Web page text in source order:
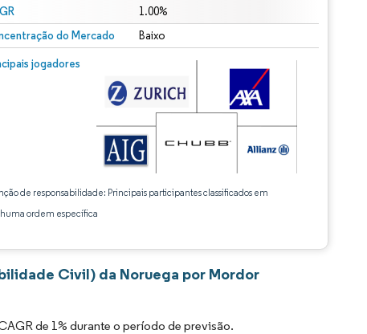
1.00%
do Mercado Baixo
jogadores
de responsabilidade: Principais participantes classificados em
ordem específica
Civil) da Noruega por Mordor
de 1% durante o período de previsão.